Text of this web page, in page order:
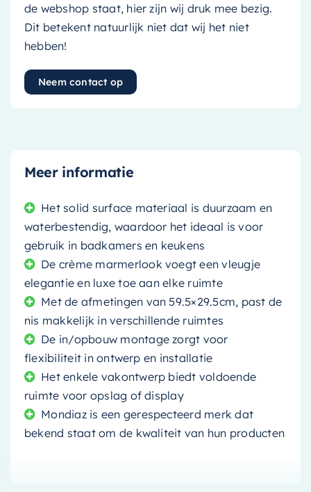
de webshop staat, hier zijn wij druk mee bezig.
Dit betekent natuurlijk niet dat wij het niet
hebben!
Neem contact op
Meer informatie
Het solid surface materiaal is duurzaam en
waterbestendig, waardoor het ideaal is voor
gebruik in badkamers en keukens
De crème marmerlook voegt een vleugje
elegantie en luxe toe aan elke ruimte
Met de afmetingen van 59.5×29.5cm, past de
nis makkelijk in verschillende ruimtes
De in/opbouw montage zorgt voor
flexibiliteit in ontwerp en installatie
Het enkele vakontwerp biedt voldoende
ruimte voor opslag of display
Mondiaz is een gerespecteerd merk dat
bekend staat om de kwaliteit van hun producten